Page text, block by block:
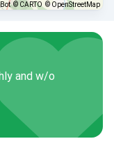
© CARTO © OpenStreetMap
and w/o